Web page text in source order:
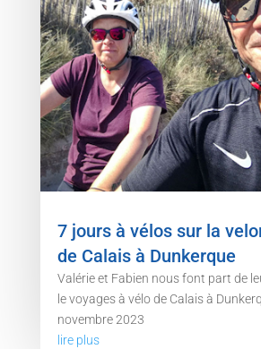
7 jours à vélos sur la
de Calais à Dunkerque
Valérie et Fabien nous font part de
le voyages à vélo de Calais à
novembre 2023
lire plus